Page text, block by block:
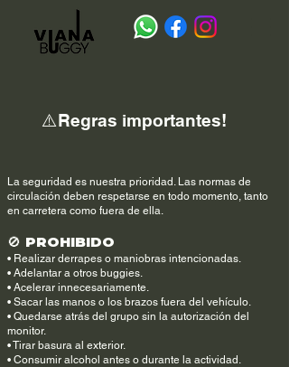
⚠️Regras importantes!
La seguridad es nuestra prioridad. Las normas de
circulación deben respetarse en todo momento, tanto
en carretera como fuera de ella.
🚫 PROHIBIDO
• Realizar derrapes o maniobras intencionadas.
• Adelantar a otros buggies.
• Acelerar innecesariamente.
• Sacar las manos o los brazos fuera del vehículo.
• Quedarse atrás del grupo sin la autorización del
monitor.
• Tirar basura al exterior.
• Consumir alcohol antes o durante la actividad.